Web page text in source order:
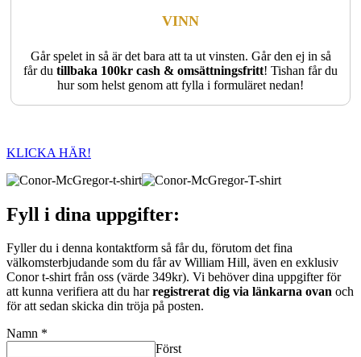
VINN
Går spelet in så är det bara att ta ut vinsten. Går den ej in så
får du tillbaka 100kr cash & omsättningsfritt! Tishan får du
hur som helst genom att fylla i formuläret nedan!
KLICKA HÄR!
Fyll i dina uppgifter:
Fyller du i denna kontaktform så får du, förutom det fina
välkomsterbjudande som du får av William Hill, även en exklusiv
Conor t-shirt från oss (värde 349kr). Vi behöver dina uppgifter för
att kunna verifiera att du harregistrerat dig via länkarna ovan och
för att sedan skicka din tröja på posten.
Namn *
Först